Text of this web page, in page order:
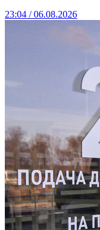
23:04 / 06.08.2026